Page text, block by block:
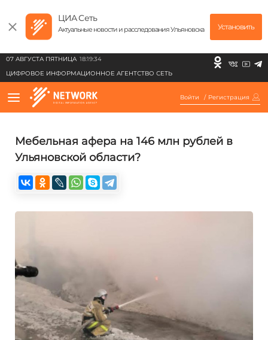
ЦИА Сеть
Актуальные новости и расследования Ульяновска Установить
07 АВГУСТА ПЯТНИЦА 18:19:34
ЦИФРОВОЕ ИНФОРМАЦИОННОЕ АГЕНТСТВО СЕТЬ
Войти / Регистрация
Мебельная афера на 146 млн рублей в
Ульяновской области?